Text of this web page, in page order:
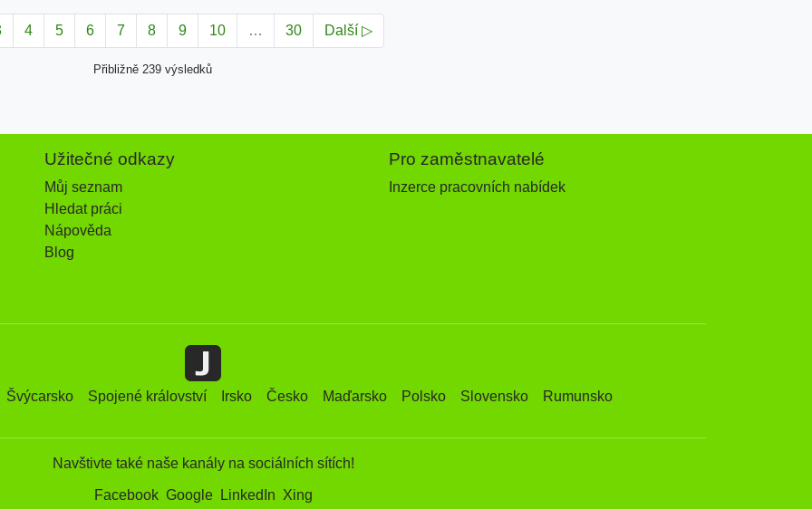
4 5 6 7 8 9 10 … 30 Další ▷
Přibližně 239 výsledků
Užitečné odkazy
Můj seznam
Hledat práci
Nápověda
Blog
Pro zaměstnavatelé
Inzerce pracovních nabídek
Švýcarsko Spojené království Irsko Česko Maďarsko Polsko Slovensko Rumunsko
Navštivte také naše kanály na sociálních sítích!
Facebook Google LinkedIn Xing